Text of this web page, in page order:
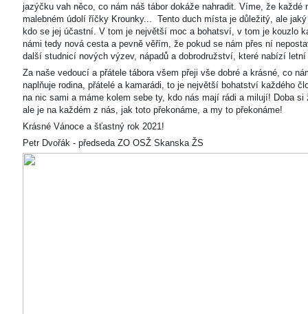
jazýčku vah něco, co nám náš tábor dokáže nahradit. Víme, že
malebném údolí říčky Krounky... Tento duch místa je důležitý, ale
kdo se jej účastní. V tom je největší moc a bohatsví, v tom je kouzlo
námi tedy nová cesta a pevně věřím, že pokud se nám přes ní
další studnicí nových výzev, nápadů a dobrodružství, které nabízí letní
Za naše vedoucí a přátele tábora všem přeji vše dobré a krásné, co
naplňuje rodina, přátelé a kamarádi, to je největší bohatství každého
na nic sami a máme kolem sebe ty, kdo nás mají rádi a milují! Doba
ale je na každém z nás, jak toto překonáme, a my to překonáme!
Krásné Vánoce a šťastný rok 2021!
Petr Dvořák - předseda ZO OSŽ Skanska ŽS